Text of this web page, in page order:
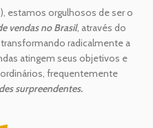
estamos orgulhosos de ser o
vendas no Brasil, através do
transformando radicalmente a
atingem seus objetivos e
frequentemente
surpreendentes.